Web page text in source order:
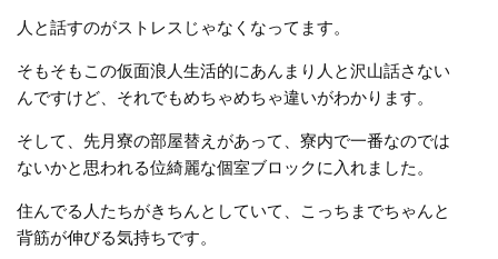
人と話すのがストレスじゃなくなってます。
そもそもこの仮面浪人生活的にあんまり人と沢山話さない
んですけど、それでもめちゃめちゃ違いがわかります。
そして、先月寮の部屋替えがあって、寮内で一番なのでは
ないかと思われる位綺麗な個室ブロックに入れました。
住んでる人たちがきちんとしていて、こっちまでちゃんと
背筋が伸びる気持ちです。